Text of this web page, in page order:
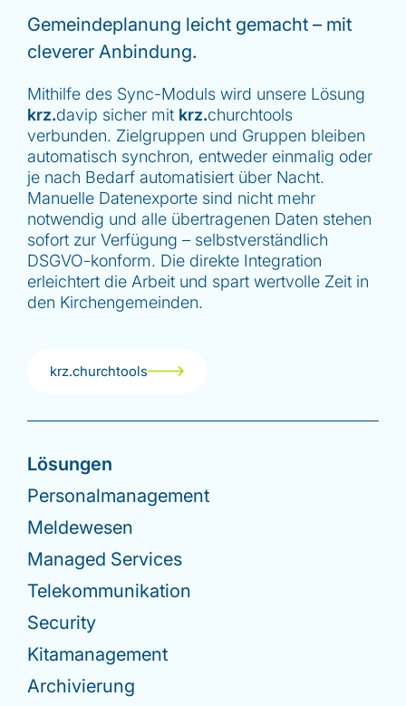
Gemeindeplanung leicht gemacht – mit
cleverer Anbindung.
Mithilfe des Sync-Moduls wird unsere Lösung
krz.davip sicher mit krz.churchtools
verbunden. Zielgruppen und Gruppen bleiben
automatisch synchron, entweder einmalig oder
je nach Bedarf automatisiert über Nacht.
Manuelle Datenexporte sind nicht mehr
notwendig und alle übertragenen Daten stehen
sofort zur Verfügung – selbstverständlich
DSGVO-konform. Die direkte Integration
erleichtert die Arbeit und spart wertvolle Zeit in
den Kirchengemeinden.
krz.churchtools
Lösungen
Personalmanagement
Meldewesen
Managed Services
Telekommunikation
Security
Kitamanagement
Archivierung